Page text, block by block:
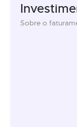
Sobre o